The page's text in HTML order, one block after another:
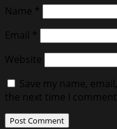
Name *
Email
*
Website
Save my name,
the next time I